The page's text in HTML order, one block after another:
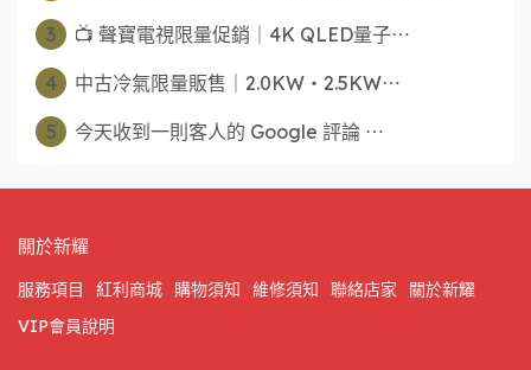
3 📺 聲寶電視限量促銷｜4K QLED量子⋯
4 中古冷氣限量販售｜2.0KW・2.5KW⋯
5 今天收到一則客人的 Google 評論 ⋯
關於新耀
服務項目 紅利商城 購物須知 維修須知 聯絡店家
關於新耀
VIP會員說明